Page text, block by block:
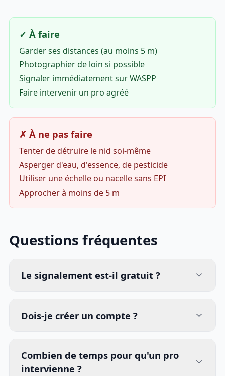
✓ À faire
Garder ses distances (au moins 5 m)
Photographier de loin si possible
Signaler immédiatement sur WASPP
Faire intervenir un pro agréé
✗ À ne pas faire
Tenter de détruire le nid soi-même
Asperger d'eau, d'essence, de pesticide
Utiliser une échelle ou nacelle sans EPI
Approcher à moins de 5 m
Questions fréquentes
Le signalement est-il gratuit ?
Dois-je créer un compte ?
Combien de temps pour qu'un pro
intervienne ?